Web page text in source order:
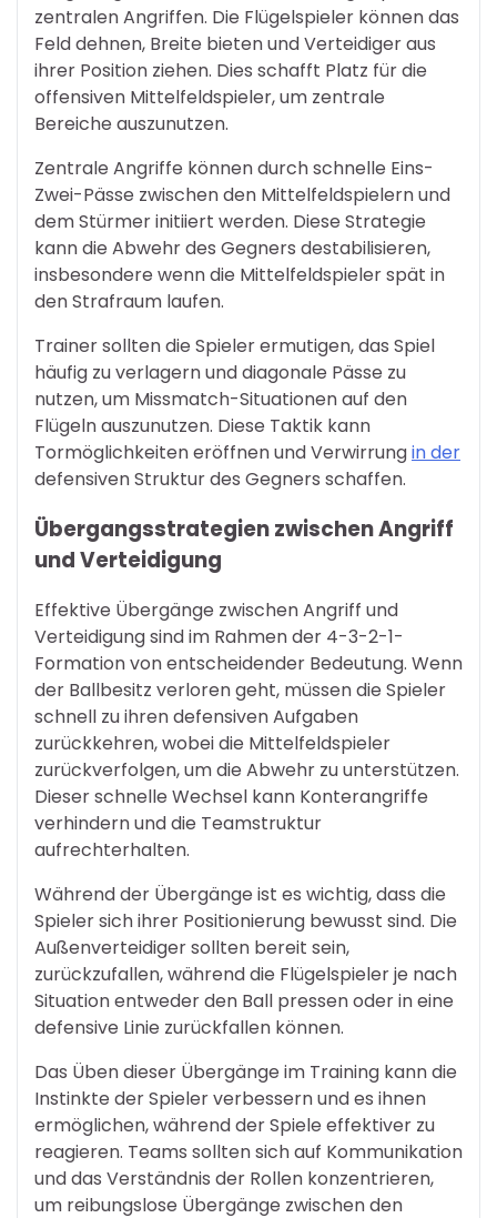
zentralen Angriffen. Die Flügelspieler können das
Feld dehnen, Breite bieten und Verteidiger aus
ihrer Position ziehen. Dies schafft Platz für die
offensiven Mittelfeldspieler, um zentrale
Bereiche auszunutzen.
Zentrale Angriffe können durch schnelle Eins-
Zwei-Pässe zwischen den Mittelfeldspielern und
dem Stürmer initiiert werden. Diese Strategie
kann die Abwehr des Gegners destabilisieren,
insbesondere wenn die Mittelfeldspieler spät in
den Strafraum laufen.
Trainer sollten die Spieler ermutigen, das Spiel
häufig zu verlagern und diagonale Pässe zu
nutzen, um Missmatch-Situationen auf den
Flügeln auszunutzen. Diese Taktik kann
Tormöglichkeiten eröffnen und Verwirrungin der
defensiven Struktur des Gegners schaffen.
Übergangsstrategien zwischen Angriff
und Verteidigung
Effektive Übergänge zwischen Angriff und
Verteidigung sind im Rahmen der 4-3-2-1-
Formation von entscheidender Bedeutung. Wenn
der Ballbesitz verloren geht, müssen die Spieler
schnell zu ihren defensiven Aufgaben
zurückkehren, wobei die Mittelfeldspieler
zurückverfolgen, um die Abwehr zu unterstützen.
Dieser schnelle Wechsel kann Konterangriffe
verhindern und die Teamstruktur
aufrechterhalten.
Während der Übergänge ist es wichtig, dass die
Spieler sich ihrer Positionierung bewusst sind. Die
Außenverteidiger sollten bereit sein,
zurückzufallen, während die Flügelspieler je nach
Situation entweder den Ball pressen oder in eine
defensive Linie zurückfallen können.
Das Üben dieser Übergänge im Training kann die
Instinkte der Spieler verbessern und es ihnen
ermöglichen, während der Spiele effektiver zu
reagieren. Teams sollten sich auf Kommunikation
und das Verständnis der Rollen konzentrieren,
um reibungslose Übergänge zwischen den